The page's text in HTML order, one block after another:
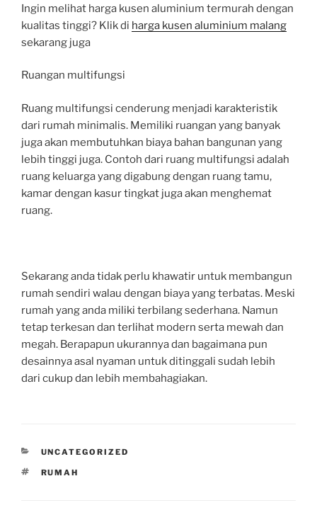
Ingin melihat harga kusen aluminium termurah dengan
kualitas tinggi? Klik di harga kusen aluminium malang
sekarang juga
Ruangan multifungsi
Ruang multifungsi cenderung menjadi karakteristik
dari rumah minimalis. Memiliki ruangan yang banyak
juga akan membutuhkan biaya bahan bangunan yang
lebih tinggi juga. Contoh dari ruang multifungsi adalah
ruang keluarga yang digabung dengan ruang tamu,
kamar dengan kasur tingkat juga akan menghemat
ruang.
Sekarang anda tidak perlu khawatir untuk membangun
rumah sendiri walau dengan biaya yang terbatas. Meski
rumah yang anda miliki terbilang sederhana. Namun
tetap terkesan dan terlihat modern serta mewah dan
megah. Berapapun ukurannya dan bagaimana pun
desainnya asal nyaman untuk ditinggali sudah lebih
dari cukup dan lebih membahagiakan.
CATEGORIES
UNCATEGORIZED
TAGS
RUMAH